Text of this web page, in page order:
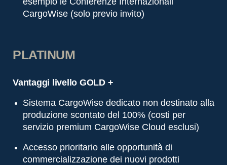
CargoWise (solo previo invito)
PLATINUM
Vantaggi livello GOLD +
Sistema CargoWise dedicato non destinato alla
produzione scontato del 100% (costi per
servizio premium CargoWise Cloud esclusi)
Accesso prioritario alle opportunità di
commercializzazione dei nuovi prodotti